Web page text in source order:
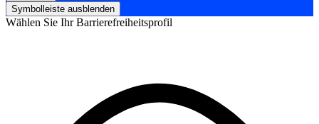
Symbolleiste ausblenden
Wählen Sie Ihr Barrierefreiheitsprofil